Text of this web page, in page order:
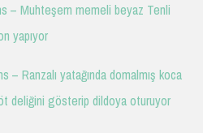
– Muhteşem memeli beyaz Tenli
yapıyor
– Ranzalı yatağında domalmış koca
deliğini gösterip dildoya oturuyor